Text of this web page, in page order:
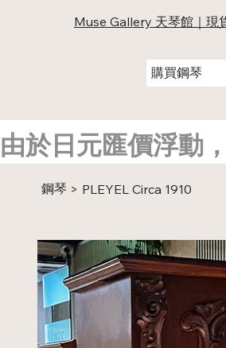
購買鋼琴
Muse Gallery 天琴館｜現
由於日元匯價浮動
鋼琴 > PLEYEL Circa 1910